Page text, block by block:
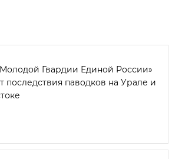
Гвардии Единой России»
последствия паводков на Урале и